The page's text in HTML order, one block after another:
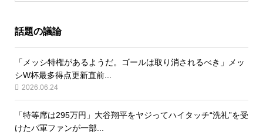
話題の議論
「メッシ特権があるようだ。ゴールは取り消されるべき」メッ
シW杯最多得点更新直前...
2026.06.24
「特等席は295万円」大谷翔平をヤジってハイタッチ“洗礼”を受
けたパ軍ファンが一部...